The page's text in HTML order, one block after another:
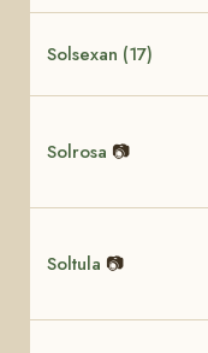
Solsexan (17)
Solrosa 📷
Soltula 📷